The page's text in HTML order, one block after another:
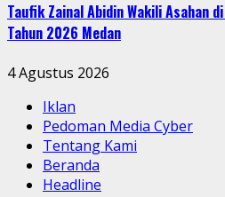
Taufik Zainal Abidin Wakili Asahan
Tahun 2026 Medan
4 Agustus 2026
Iklan
Pedoman Media Cyber
Tentang Kami
Beranda
Headline